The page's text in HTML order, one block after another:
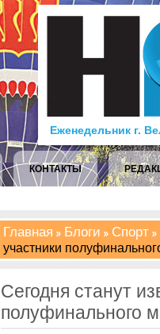
Еженедельник г.
КОНТАКТЫ
Главная Блоги Спорт
участники
Сегодня станут
полуфинального